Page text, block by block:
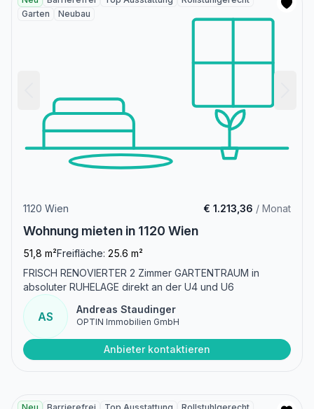
Garten
Neubau
1120 Wien € 1.213,36 / Monat
Wohnung mieten in 1120 Wien
51,8 m²Freifläche: 25.6 m²
FRISCH RENOVIERTER 2 Zimmer GARTENTRAUM in
absoluter RUHELAGE direkt an der U4 und U6
AS
Andreas Staudinger
OPTIN Immobilien GmbH
Anbieter kontaktieren